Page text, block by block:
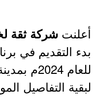
أعلنت شركة ثقة
بدء التقديم في
للعام
لبقية التفاصيل